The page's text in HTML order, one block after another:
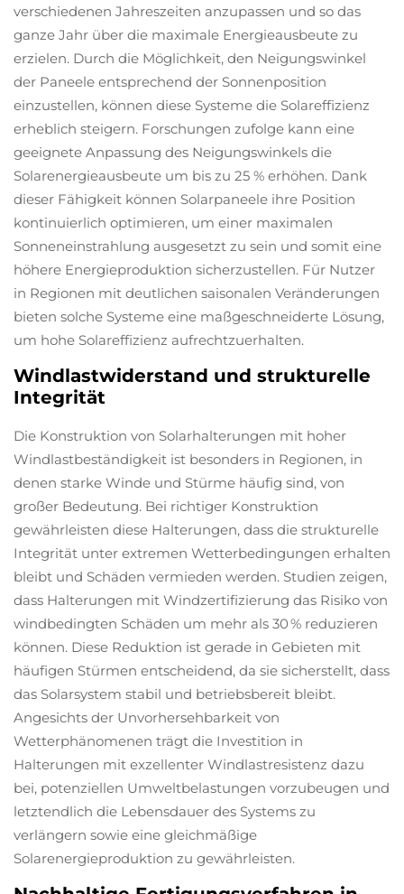
verschiedenen Jahreszeiten anzupassen und so das
ganze Jahr über die maximale Energieausbeute zu
erzielen. Durch die Möglichkeit, den Neigungswinkel
der Paneele entsprechend der Sonnenposition
einzustellen, können diese Systeme die Solareffizienz
erheblich steigern. Forschungen zufolge kann eine
geeignete Anpassung des Neigungswinkels die
Solarenergieausbeute um bis zu 25 % erhöhen. Dank
dieser Fähigkeit können Solarpaneele ihre Position
kontinuierlich optimieren, um einer maximalen
Sonneneinstrahlung ausgesetzt zu sein und somit eine
höhere Energieproduktion sicherzustellen. Für Nutzer
in Regionen mit deutlichen saisonalen Veränderungen
bieten solche Systeme eine maßgeschneiderte Lösung,
um hohe Solareffizienz aufrechtzuerhalten.
Windlastwiderstand und strukturelle
Integrität
Die Konstruktion von Solarhalterungen mit hoher
Windlastbeständigkeit ist besonders in Regionen, in
denen starke Winde und Stürme häufig sind, von
großer Bedeutung. Bei richtiger Konstruktion
gewährleisten diese Halterungen, dass die strukturelle
Integrität unter extremen Wetterbedingungen erhalten
bleibt und Schäden vermieden werden. Studien zeigen,
dass Halterungen mit Windzertifizierung das Risiko von
windbedingten Schäden um mehr als 30 % reduzieren
können. Diese Reduktion ist gerade in Gebieten mit
häufigen Stürmen entscheidend, da sie sicherstellt, dass
das Solarsystem stabil und betriebsbereit bleibt.
Angesichts der Unvorhersehbarkeit von
Wetterphänomenen trägt die Investition in
Halterungen mit exzellenter Windlastresistenz dazu
bei, potenziellen Umweltbelastungen vorzubeugen und
letztendlich die Lebensdauer des Systems zu
verlängern sowie eine gleichmäßige
Solarenergieproduktion zu gewährleisten.